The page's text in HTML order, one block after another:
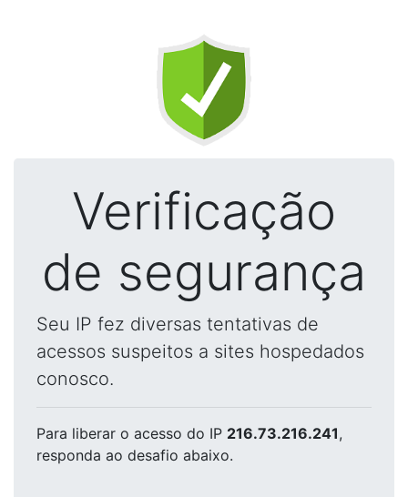
Verificação
de segurança
Seu IP fez diversas tentativas de
acessos suspeitos a sites hospedados
conosco.
Para liberar o acesso do IP 216.73.216.241,
responda ao desafio abaixo.